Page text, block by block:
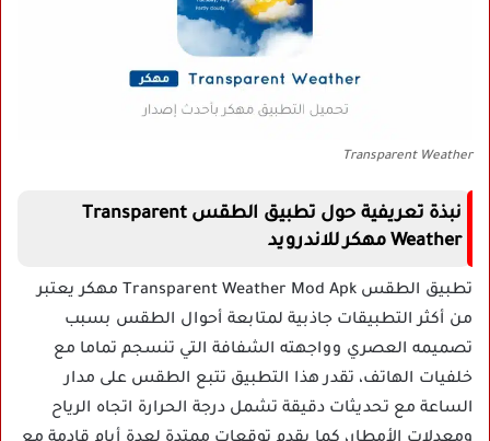
Transparent Weather
نبذة تعريفية حول تطبيق الطقس Transparent
Weather مهكر للاندرويد
تطبيق الطقس Transparent Weather Mod Apk مهكر يعتبر
من أكثر التطبيقات جاذبية لمتابعة أحوال الطقس بسبب
تصميمه العصري وواجهته الشفافة التي تنسجم تماما مع
خلفيات الهاتف، تقدر هذا التطبيق تتبع الطقس على مدار
الساعة مع تحديثات دقيقة تشمل درجة الحرارة اتجاه الرياح